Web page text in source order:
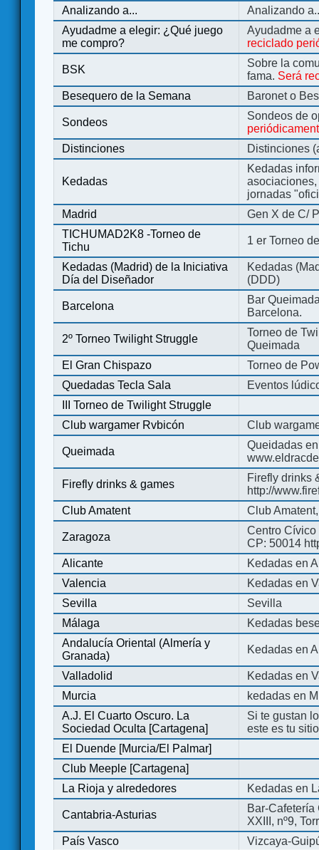
Analizando a...
Analizando
Ayudadme a elegir: ¿Qué juego
me compro?
Ayudadme a
reciclado
BSK
Sobre la
fama. Será
Besequero de la Semana
Baronet o
Sondeos
Sondeos de
Distinciones
Distinciones
Kedadas
Kedadas
jornadas
Madrid
Gen X de C/
TICHUMAD2K8 -Torneo de
Tichu
1 er Torneo
Kedadas (Madrid) de la Iniciativa
Día del Diseñador
Kedadas
(DDD)
Barcelona
Bar
Barcelona.
2º Torneo Twilight Struggle
Torneo de
Queimada
El Gran Chispazo
Torneo de
Quedadas Tecla Sala
Eventos
III Torneo de Twilight Struggle
Club wargamer Rvbicón
Club
Queimada
Queidadas
Firefly drinks & games
Firefly drinks
http://
Club Amatent
Club
Zaragoza
Centro Cívico
CP: 50014
Alicante
Kedadas en
Valencia
Kedadas en
Sevilla
Sevilla
Málaga
Kedadas
Andalucía Oriental (Almería y
Granada)
Kedadas en
Valladolid
Kedadas en
Murcia
kedadas en
A.J. El Cuarto Oscuro. La
Sociedad Oculta [Cartagena]
Si te gustan
este es tu
El Duende [Murcia/El Palmar]
Club Meeple [Cartagena]
La Rioja y alrededores
Kedadas en
Cantabria-Asturias
Bar-
XXIII, nº9,
País Vasco
Vizcaya-